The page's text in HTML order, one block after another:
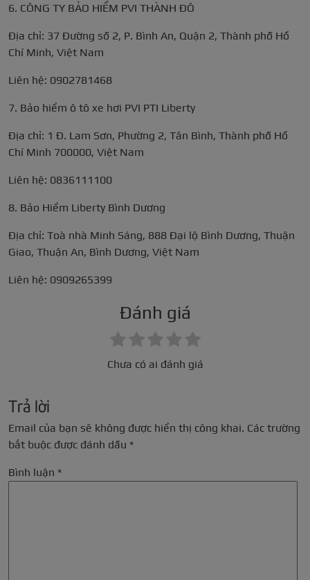
6. CÔNG TY BẢO HIỂM PVI THÀNH ĐÔ
Địa chỉ: 37 Đường số 2, P. Bình An, Quận 2, Thành phố Hồ
Chí Minh, Việt Nam
Liên hệ: 0902781468
7. Bảo hiểm ô tô xe hơi PVI PTI Liberty
Địa chỉ: 1 Đ. Lam Sơn, Phường 2, Tân Bình, Thành phố Hồ
Chí Minh 700000, Việt Nam
Liên hệ: 0836111100
8. Bảo Hiểm Liberty Bình Dương
Địa chỉ: Toà nhà Minh Sáng, 888 Đại lộ Bình Dương, Thuận
Giao, Thuận An, Bình Dương, Việt Nam
Liên hệ: 0909265399
Đánh giá
Chưa có ai đánh giá
Trả lời
Email của bạn sẽ không được hiển thị công khai. Các trường
bắt buộc được đánh dấu *
Bình luận *